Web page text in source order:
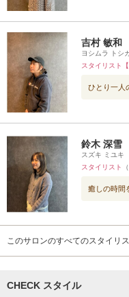
吉村 敏和
ヨシムラ トシ
スタイリスト【
ひとり一人
鈴木 深雪
スズキ ミユキ
スタイリスト
癒しの時間
このサロンのすべてのスタイリ
CHECK スタイル